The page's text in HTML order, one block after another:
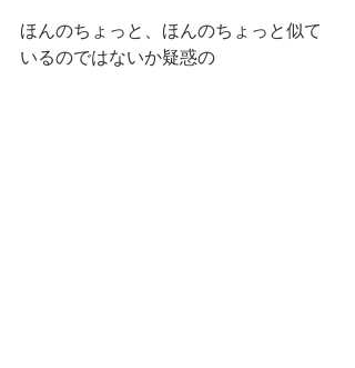
ほんのちょっと、ほんのちょっと似て
いるのではないか疑惑の